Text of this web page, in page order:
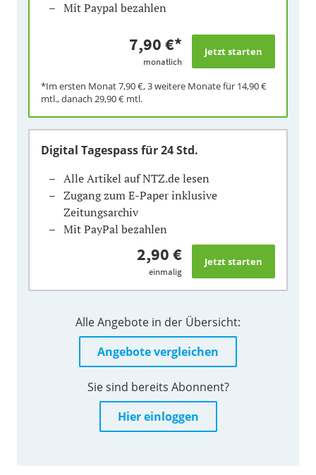
Mit Paypal bezahlen
7,90 €*
monatlich
*Im ersten Monat7,90 €, 3 weitere Monate für 14,90 €
mtl., danach 29,90 € mtl.
Digital Tagespassfür 24 Std.
Alle Artikel auf NTZ.de lesen
Zugang zum E-Paper inklusive
Zeitungsarchiv
Mit PayPal bezahlen
2,90 €
einmalig
Alle Angebote in der Übersicht:
Angebote vergleichen
Sie sind bereits Abonnent?
Hier einloggen